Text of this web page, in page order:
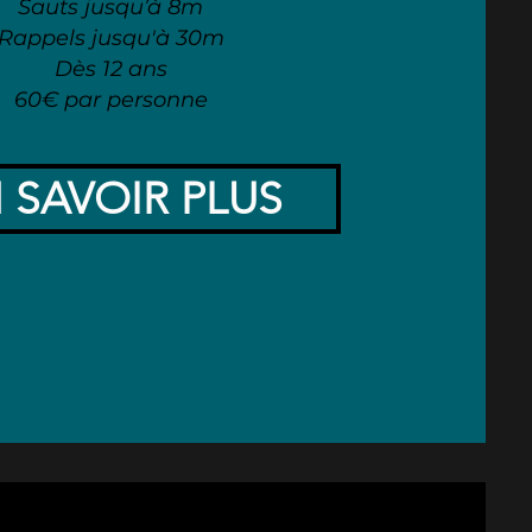
Sauts jusqu’à 8m
jusqu'à 30m
Dès 12 ans
60€ par personne
PLUS